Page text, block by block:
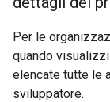
Per le
quando
elencate tutte le
sviluppatore.